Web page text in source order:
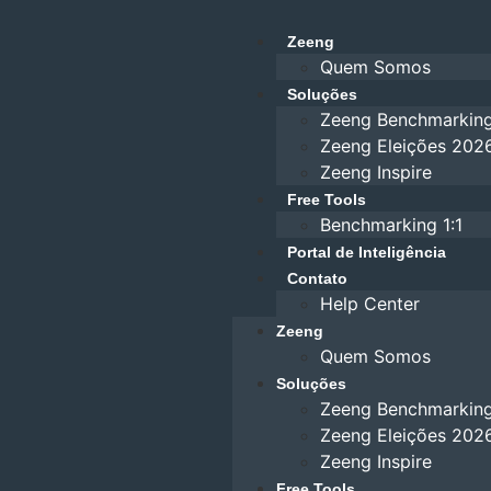
Zeeng
Quem Somos
Soluções
Zeeng
Zeeng Eleições
Zeeng Inspire
Free Tools
Benchmarking 1:1
Portal de Inteligência
Contato
Help Center
Zeeng
Quem Somos
Soluções
Zeeng
Zeeng Eleições
Zeeng Inspire